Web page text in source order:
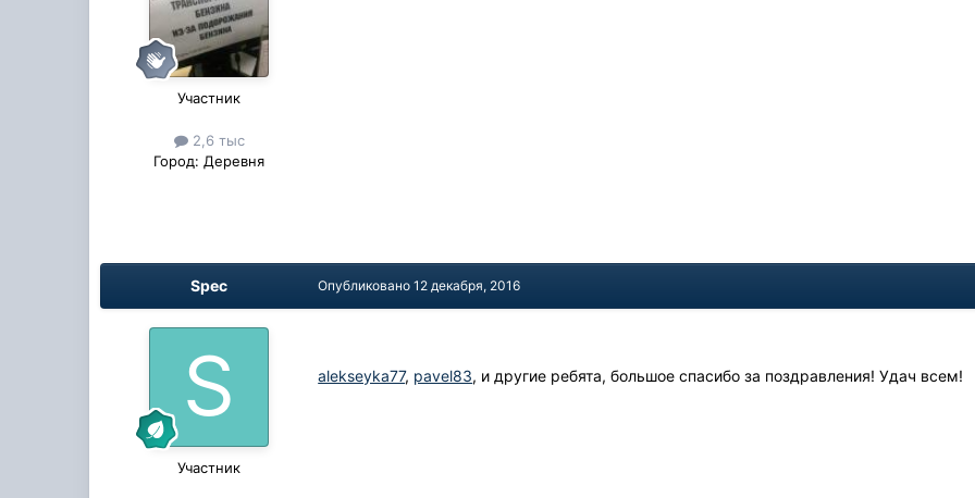
Участник
2,6 тыс
Город: Деревня
Spec
Участник
Опубликовано12 декабря, 2016
alekseyka77, pavel83, и другие ребята, большое спасибо за поздравления! Удач всем!